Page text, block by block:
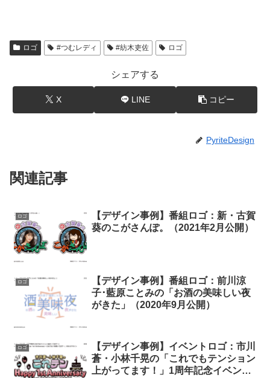
ロゴ #つむレディ #紡木吏佐 ロゴ
シェアする
X LINE コピー
PyriteDesign
関連記事
ロゴ
【デザイン事例】番組ロゴ：新・古賀
葵のこがさんぽ。（2021年2月公開）
ロゴ
【デザイン事例】番組ロゴ：前川涼
子･藍原ことみの「お酒の美味しい夜
がきた」（2020年9月公開）
ロゴ
【デザイン事例】イベントロゴ：市川
蒼・小林千晃の「これでもテンション
上がってます！」1周年記念イベント